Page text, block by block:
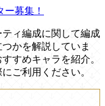
募集！
ィ編成に関して編成
かを解説していま
すめキャラを紹介。
ご利用ください。